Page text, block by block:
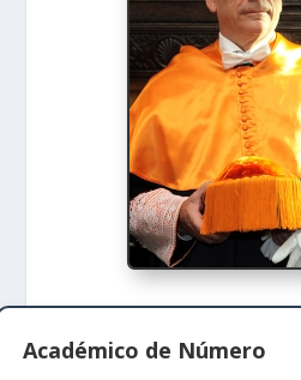
Académico de Número